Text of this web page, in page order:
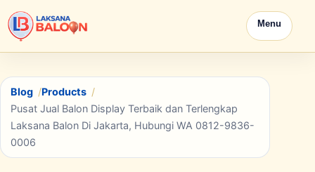
Menu
Blog
Products
Pusat Jual Balon Display Terbaik dan Terlengkap
Laksana Balon Di Jakarta, Hubungi WA 0812-9836-
0006